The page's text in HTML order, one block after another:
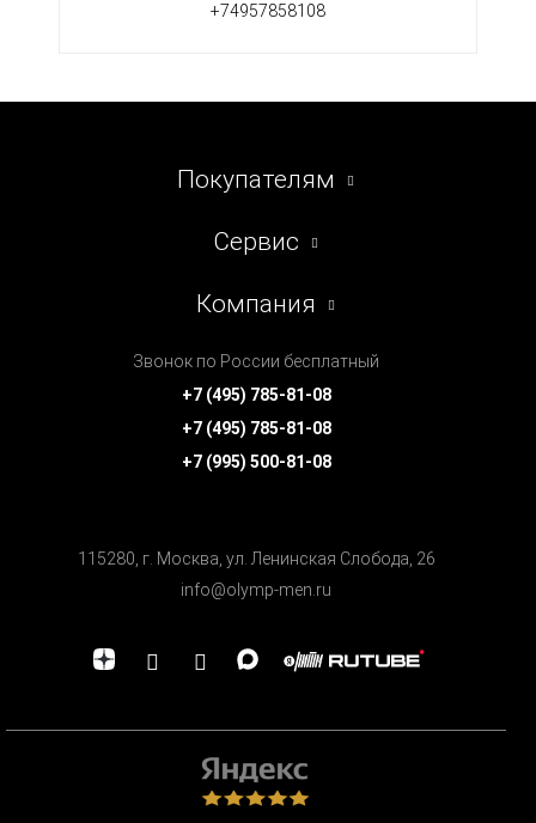
+74957858108
Покупателям
Сервис
Компания
Звонок по России бесплатный
+7 (495) 785-81-08
+7 (495) 785-81-08
+7 (995) 500-81-08
115280, г. Москва, ул. Ленинская Cлобода, 26
info@olymp-men.ru